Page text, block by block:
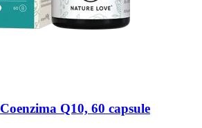
Coenzima Q10, 60 capsule